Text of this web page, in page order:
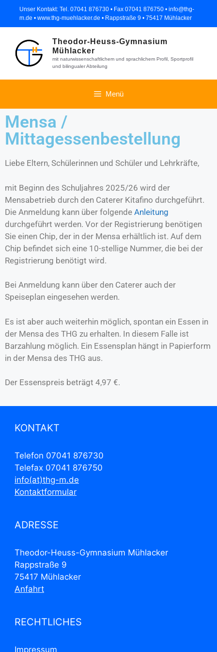
Unser Kontakt: Tel. 07041 876730 • Fax 07041 876750 • info@thg-
m.de • www.thg-muehlacker.de • Rappstraße 9 • 75417 Mühlacker
Theodor-Heuss-Gymnasium
Mühlacker
mit naturwissenschaftlichem und sprachlichem Profil, Sportprofil
und bilingualer Abteilung
Menü
Mensa /
Mittagessenbestellung
Liebe Eltern, Schülerinnen und Schüler und Lehrkräfte,
mit Beginn des Schuljahres 2025/26 wird der
Mensabetrieb durch den Caterer Kitafino durchgeführt.
Die Anmeldung kann über folgende Anleitung
durchgeführt werden. Vor der Registrierung benötigen
Sie einen Chip, der in der Mensa erhältlich ist. Auf dem
Chip befindet sich eine 10-stellige Nummer, die bei der
Registrierung benötigt wird.
Bei Anmeldung kann über den Caterer auch der
Speiseplan eingesehen werden.
Es ist aber auch weiterhin möglich, spontan ein Essen in
der Mensa des THG zu erhalten. In diesem Falle ist
Barzahlung möglich. Ein Essensplan hängt in Papierform
in der Mensa des THG aus.
Der Essenspreis beträgt 4,97 €.
KONTAKT
Telefon 07041 876730
Telefax 07041 876750
info(at)thg-m.de
Kontaktformular
ADRESSE
Theodor-Heuss-Gymnasium Mühlacker
Rappstraße 9
75417 Mühlacker
Anfahrt
RECHTLICHES
Impressum